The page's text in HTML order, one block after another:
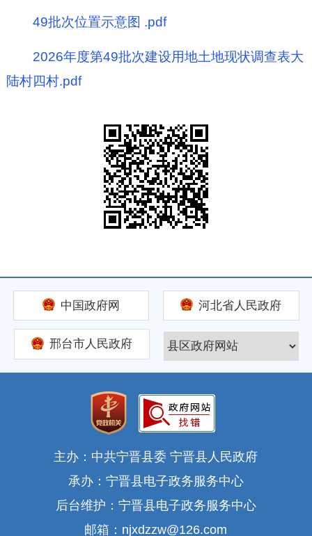
49批次位置示意图 .pdf
2026年度第49批次建设用地土地现状调查表大
陆村四村.pdf
中国政府网 河北省人民政府
邢台市人民政府
主办：中共宁晋县委 宁晋县人民政府
承办：宁晋县电子政务服务中心
后台维护：宁晋县电子政务服务中心
邮箱：njxdzzw@126.com